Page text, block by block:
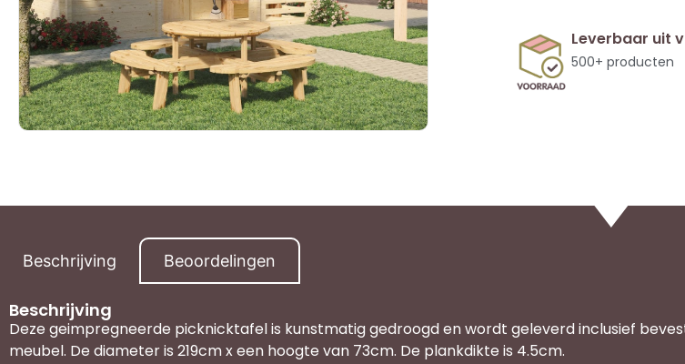
Leverbaar uit
500+ producten
Beschrijving Beoordelingen
Beschrijving
Deze geimpregneerde picknicktafel is kunstmatig gedroogd en wordt geleverd inclusief
meubel. De diameter is 219cm x een hoogte van 73cm. De plankdikte is 4.5cm.